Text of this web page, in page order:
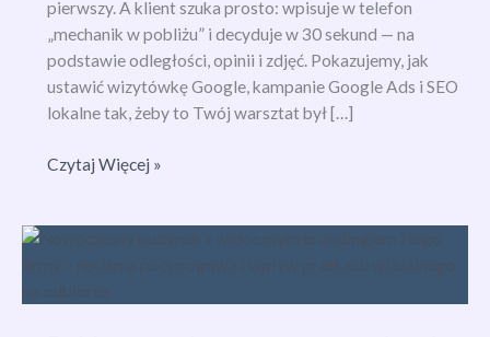
pierwszy. A klient szuka prosto: wpisuje w telefon
„mechanik w pobliżu” i decyduje w 30 sekund — na
podstawie odległości, opinii i zdjęć. Pokazujemy, jak
ustawić wizytówkę Google, kampanie Google Ads i SEO
lokalne tak, żeby to Twój warsztat był […]
Reklama
Czytaj Więcej »